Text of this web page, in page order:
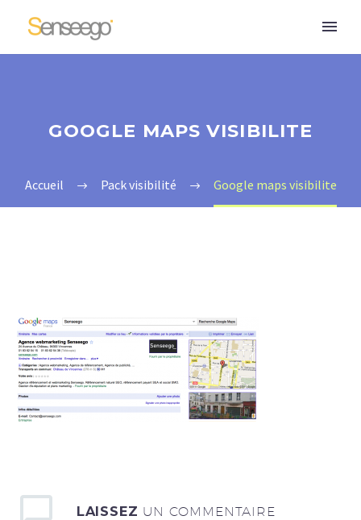
GOOGLE MAPS VISIBILITE
Accueil Pack visibilité Google maps visibilite
LAISSEZ UN COMMENTAIRE